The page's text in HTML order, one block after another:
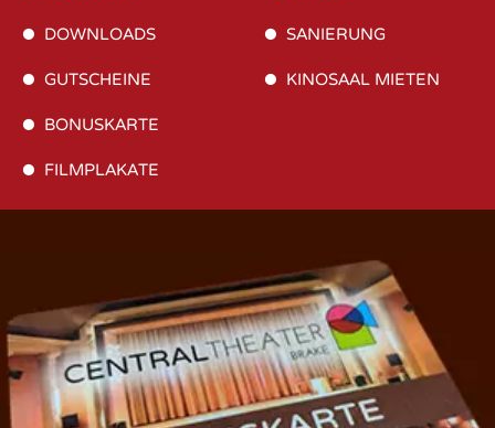
DOWNLOADS
GUTSCHEINE
BONUSKARTE
FILMPLAKATE
SANIERUNG
KINOSAAL MIETEN